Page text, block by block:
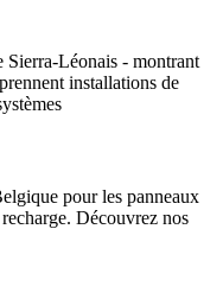
Sierra-Léonais - montrant
installations de
pour les panneaux
Découvrez nos